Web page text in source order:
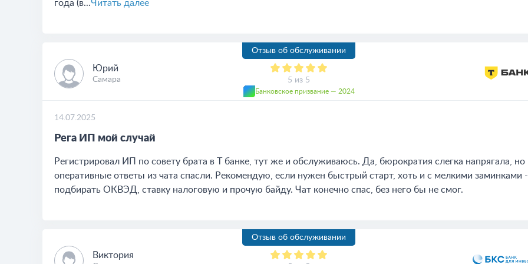
года (в...Читать далее
Отзыв об обслуживании
Юрий
Самара 5 из 5
Банковское призвание — 2024
14.07.2025
​Рега ИП мой случай
Регистрировал ИП по совету брата в Т банке, тут же и обслуживаюсь. Да, бюрократия слегка напрягала, но
оперативные ответы из чата спасли. Рекомендую, если нужен быстрый старт, хоть и с мелкими заминками -
подбирать ОКВЭД, ставку налоговую и прочую байду. Чат конечно спас, без него бы не смог.
Отзыв об обслуживании
Виктория